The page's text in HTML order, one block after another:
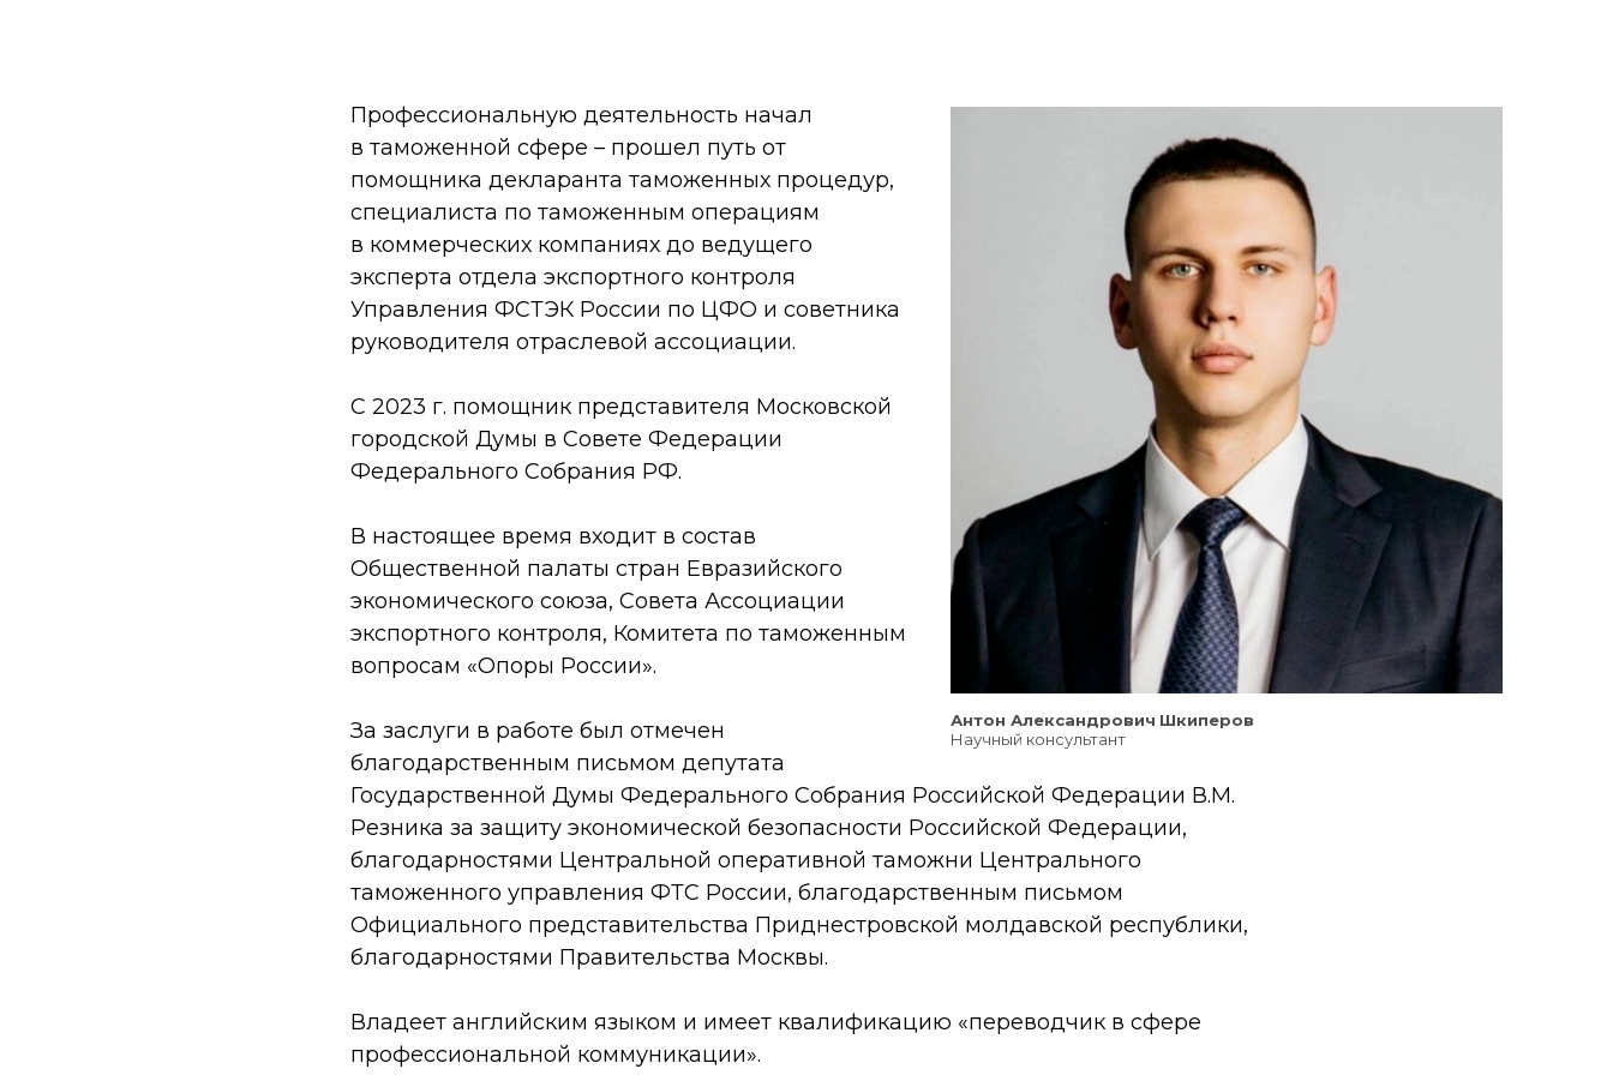
Антон Александрович Шкиперов
Научный консультант
Профессиональную деятельность начал
в таможенной сфере – прошел путь от
помощника декларанта таможенных процедур,
специалиста по таможенным операциям
в коммерческих компаниях до ведущего
эксперта отдела экспортного контроля
Управления ФСТЭК России по ЦФО и советника
руководителя отраслевой ассоциации.
C 2023 г. помощник представителя Московской
городской Думы в Совете Федерации
Федерального Собрания РФ.
В настоящее время входит в состав
Общественной палаты стран Евразийского
экономического союза, Совета Ассоциации
экспортного контроля, Комитета по таможенным
вопросам «Опоры России».
За заслуги в работе был отмечен
благодарственным письмом депутата
Государственной Думы Федерального Собрания Российской Федерации В.М.
Резника за защиту экономической безопасности Российской Федерации,
благодарностями Центральной оперативной таможни Центрального
таможенного управления ФТС России, благодарственным письмом
Официального представительства Приднестровской молдавской республики,
благодарностями Правительства Москвы.
Владеет английским языком и имеет квалификацию «переводчик в сфере
профессиональной коммуникации».